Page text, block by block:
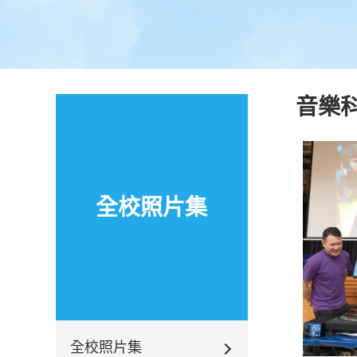
全校照片集
全校照片集
音樂